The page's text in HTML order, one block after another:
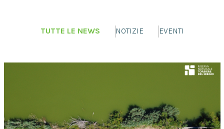
TUTTE LE NEWS NOTIZIE EVENTI